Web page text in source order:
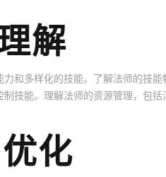
解
和多样化的技能。了解法师的技
技能。理解法师的资源管理，包
化